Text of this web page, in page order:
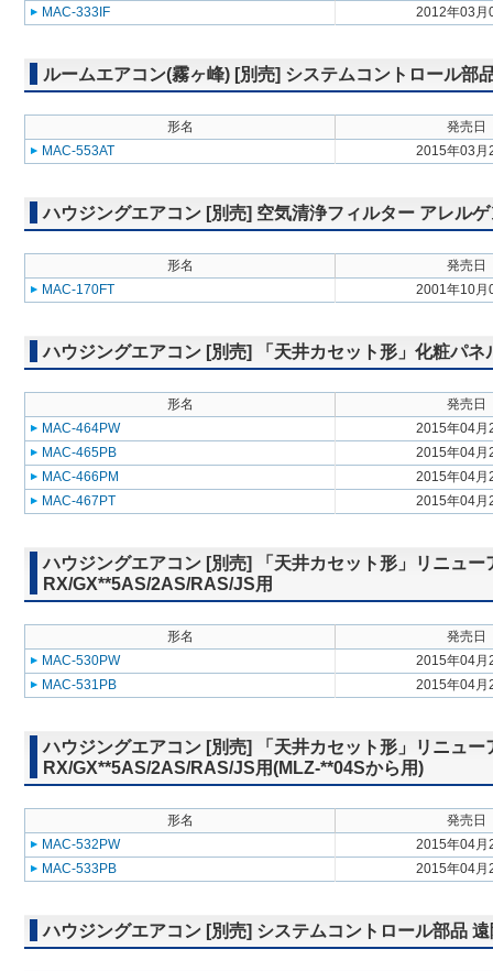
MAC-333IF
2012年03月
ルームエアコン(霧ヶ峰) [別売] システムコントロール部
形名
発売日
MAC-553AT
2015年03月
ハウジングエアコン [別売] 空気清浄フィルター アレル
形名
発売日
MAC-170FT
2001年10月
ハウジングエアコン [別売] 「天井カセット形」化粧パ
形名
発売日
MAC-464PW
2015年04月
MAC-465PB
2015年04月
MAC-466PM
2015年04月
MAC-467PT
2015年04月
ハウジングエアコン [別売] 「天井カセット形」リニュー
RX/GX**5AS/2AS/RAS/JS用
形名
発売日
MAC-530PW
2015年04月
MAC-531PB
2015年04月
ハウジングエアコン [別売] 「天井カセット形」リニュー
RX/GX**5AS/2AS/RAS/JS用(MLZ-**04Sから用)
形名
発売日
MAC-532PW
2015年04月
MAC-533PB
2015年04月
ハウジングエアコン [別売] システムコントロール部品